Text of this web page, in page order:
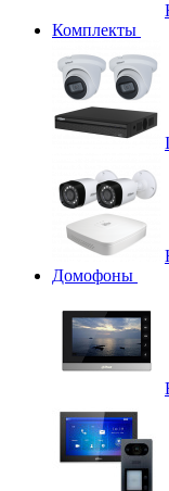
Комплекты
Домофоны